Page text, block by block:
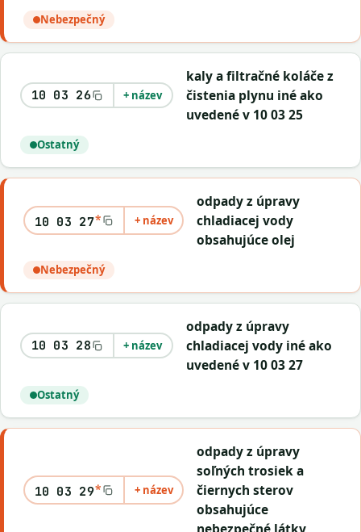
Nebezpečný
10 03 26 + název
kaly a filtračné koláče z
čistenia plynu iné ako
uvedené v 10 03 25
Ostatný
10 03 27* + název
odpady z úpravy
chladiacej vody
obsahujúce olej
Nebezpečný
10 03 28 + název
odpady z úpravy
chladiacej vody iné ako
uvedené v 10 03 27
Ostatný
10 03 29* + název
odpady z úpravy
soľných trosiek a
čiernych sterov
obsahujúce